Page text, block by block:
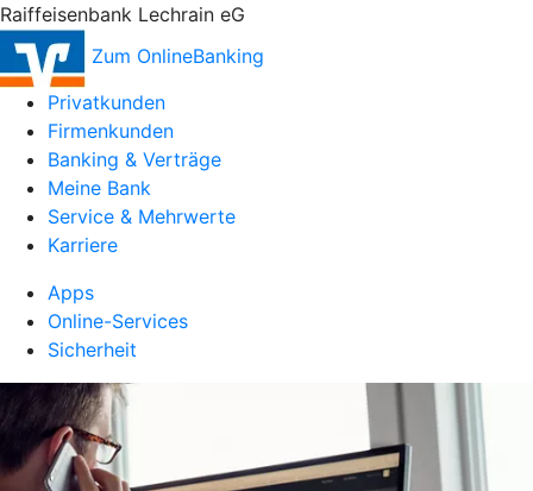
Raiffeisenbank Lechrain eG
Zum OnlineBanking
Privatkunden
Firmenkunden
Banking & Verträge
Meine Bank
Service & Mehrwerte
Karriere
Apps
Online-Services
Sicherheit